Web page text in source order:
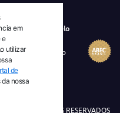
CEJAM Selo
Aberta
Instituto Brasileiro
Ciência e
OS DIREITOS RESERVADOS
em
e
utilizar
de
nossa